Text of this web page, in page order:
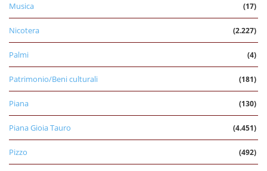
Musica (17)
Nicotera (2.227)
Palmi (4)
Patrimonio/Beni culturali (181)
Piana (130)
Piana Gioia Tauro (4.451)
Pizzo (492)